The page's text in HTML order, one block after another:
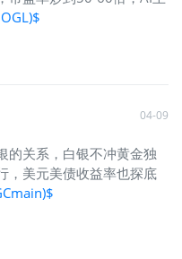
04-09
的关系，白银不冲黄金独
，美元美债收益率也探底